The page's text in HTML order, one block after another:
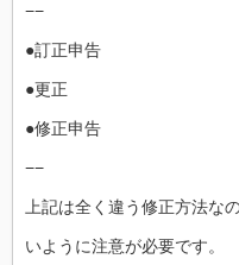
−−
●訂正申告
●更正
●修正申告
−−
上記は全く違う修正方法な
いように注意が必要です。